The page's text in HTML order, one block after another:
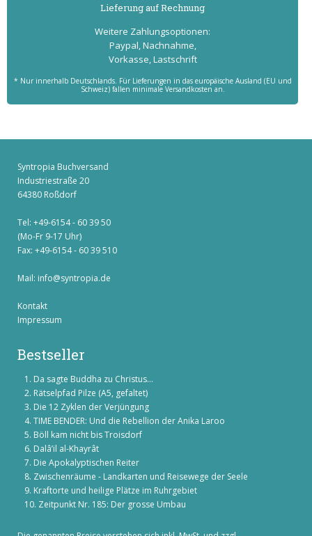
Lieferung auf Rechnung
Weitere Zahlungs­optionen:
Paypal, Nachnahme,
Vorkasse, Lastschrift
* Nur innerhalb Deutschlands. Für Lieferungen in das europäische Ausland (EU und
Schweiz) fallen minimale Versandkosten an.
Syntropia Buchversand
Industriestraße 20
64380 Roßdorf
Tel: +49-6154 - 60 39 50
(Mo-Fr 9-17 Uhr)
Fax: +49-6154 - 60 39 510
Mail: info@syntropia.de
Kontakt
Impressum
Bestseller
Da sagte Buddha zu Christus...
Rätselpfad Pilze (A5, gefaltet)
Die 12 Zyklen der Verjüngung
TIME BENDER: Und die Rebellion der Anika Laroo
Böll kam nicht bis Troisdorf
Dalâ’il al-Khayrât
Die Apokalyptischen Reiter
Zwischenräume - Landkarten und Reisewege der Seele
Kraftorte und heilige Plätze im Ruhrgebiet
Zeitpunkt Nr. 185: Der grosse Umbau